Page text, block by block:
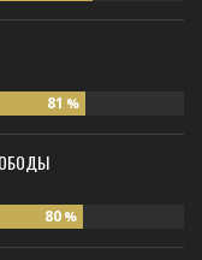
81 %
80 %